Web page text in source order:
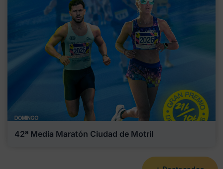
42ª Media Maratón Ciudad de Motril